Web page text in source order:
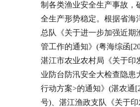
制各类渔业安全生产事故，
全生产形势稳定。根据省海
总队《关于进一步加强近期
管工作的通知》(粤海综函
湛江市农业农村局《关于印
业防台防汛安全大检查隐患
行动方案>的通知》(湛农通
号)、湛江渔政支队《关于印